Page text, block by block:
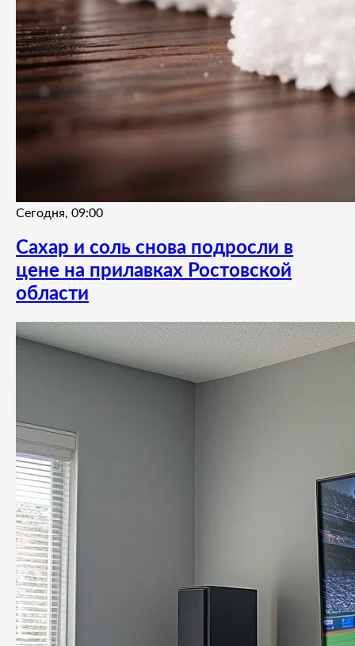
Сегодня, 09:00
Сахар и соль снова подросли в
цене на прилавках Ростовской
области